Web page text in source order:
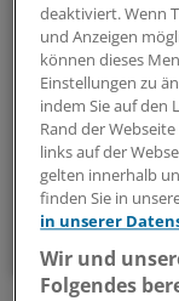
Mit diesem
Geschehen in
Hintergründen
Zum
deaktiviert. Wenn
und Anzeigen
können dieses
Einstellungen zu
indem Sie auf den
Rand der
links auf der
gelten innerhalb
finden Sie in
in unserer
Wir und
Folgendes